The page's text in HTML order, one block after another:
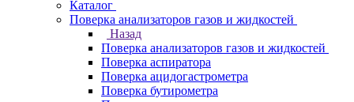
Каталог
Поверка анализаторов газов и жидкостей
Назад
Поверка анализаторов газов и жидкостей
Поверка аспиратора
Поверка ацидогастрометра
Поверка бутирометра